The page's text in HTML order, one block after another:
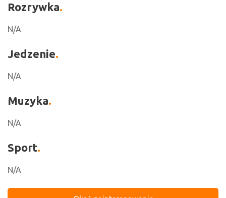
Rozrywka
N/A
Jedzenie
N/A
Muzyka
N/A
Sport
N/A